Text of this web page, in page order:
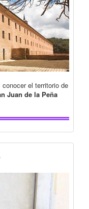
el territorio de
Juan de la Peña